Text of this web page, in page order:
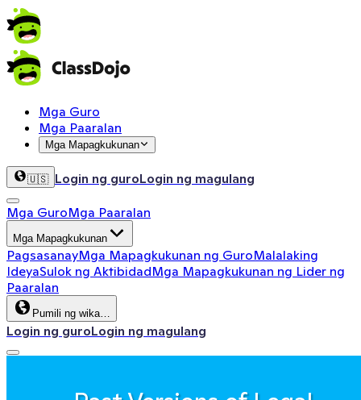
Mga Guro
Mga Paaralan
Mga Mapagkukunan
🇺🇸 Login ng guroLogin ng magulang
Mga GuroMga Paaralan
Mga Mapagkukunan
PagsasanayMga Mapagkukunan ng GuroMalalaking
IdeyaSulok ng AktibidadMga Mapagkukunan ng Lider ng
Paaralan
Pumili ng wika…
Login ng guroLogin ng magulang